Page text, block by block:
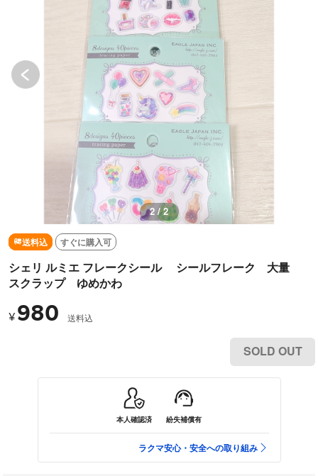
1 / 2
送料込 すぐに購入可
シェリ ルミエ フレークシール シールフレーク 大量
スクラップ ゆめかわ
¥ 980 送料込
SOLD OUT
本人確認済 紛失補償有
ラクマ安心・安全への取り組み